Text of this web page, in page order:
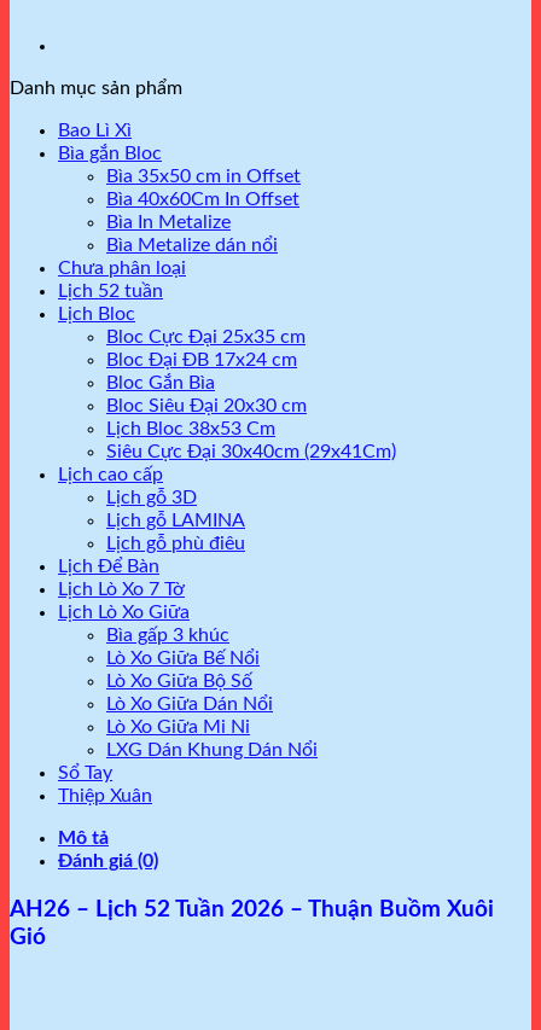
Danh mục sản phẩm
Bao Lì Xì
Bìa gắn Bloc
Bìa 35x50 cm in Offset
Bìa 40x60Cm In Offset
Bìa In Metalize
Bìa Metalize dán nổi
Chưa phân loại
Lịch 52 tuần
Lịch Bloc
Bloc Cực Đại 25x35 cm
Bloc Đại ĐB 17x24 cm
Bloc Gắn Bìa
Bloc Siêu Đại 20x30 cm
Lịch Bloc 38x53 Cm
Siêu Cực Đại 30x40cm (29x41Cm)
Lịch cao cấp
Lịch gỗ 3D
Lịch gỗ LAMINA
Lịch gỗ phù điêu
Lịch Để Bàn
Lịch Lò Xo 7 Tờ
Lịch Lò Xo Giữa
Bìa gấp 3 khúc
Lò Xo Giữa Bế Nổi
Lò Xo Giữa Bộ Số
Lò Xo Giữa Dán Nổi
Lò Xo Giữa Mi Ni
LXG Dán Khung Dán Nổi
Sổ Tay
Thiệp Xuân
Mô tả
Đánh giá (0)
AH26 – Lịch 52 Tuần 2026 – Thuận Buồm Xuôi
Gió